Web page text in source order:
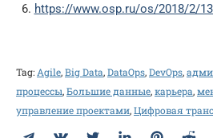
https://www.osp.ru/os/2018/2/
Tag:Agile,Big Data,DataOps,DevOps,
процессы,Большие данные,карьера,
управление проектами,Цифровая
ВКонтакте
Twitter LinkedInPinterest